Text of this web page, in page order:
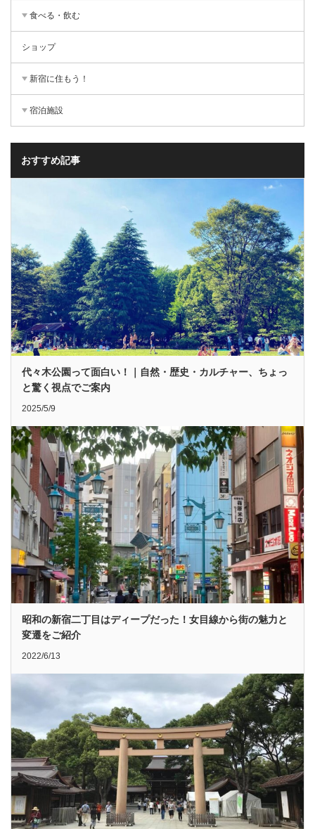
食べる・飲む
ショップ
新宿に住もう！
宿泊施設
おすすめ記事
代々木公園って面白い！｜自然・歴史・カルチャー、ちょっ
と驚く視点でご案内
2025/5/9
昭和の新宿二丁目はディープだった！女目線から街の魅力と
変遷をご紹介
2022/6/13